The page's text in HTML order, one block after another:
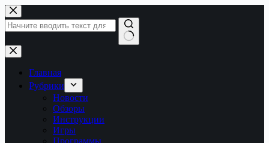
Перейти
к
сути
Ничего
не
найденоГлавная
Рубрики
Новости
Обзоры
Инструкции
Игры
Программы